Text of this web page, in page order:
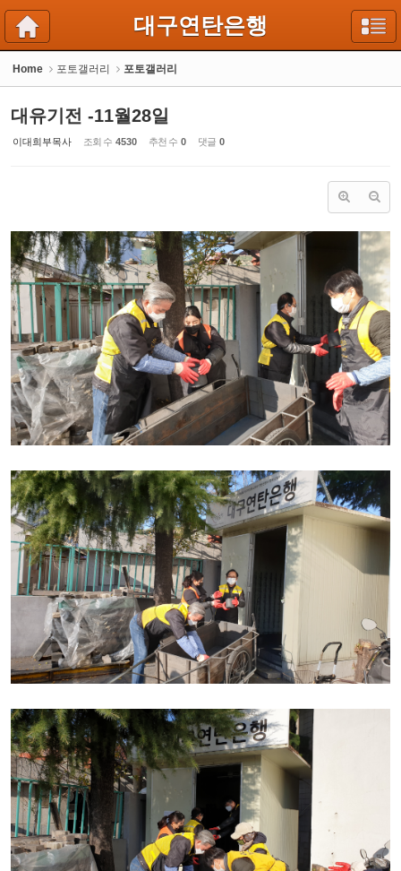
대구연탄은행
Home 포토갤러리 포토갤러리
대유기전 -11월28일
이대희부목사 조회 수 4530 추천 수 0 댓글 0